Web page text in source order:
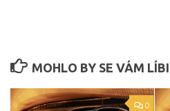
MOHLO BY SE VÁM
0